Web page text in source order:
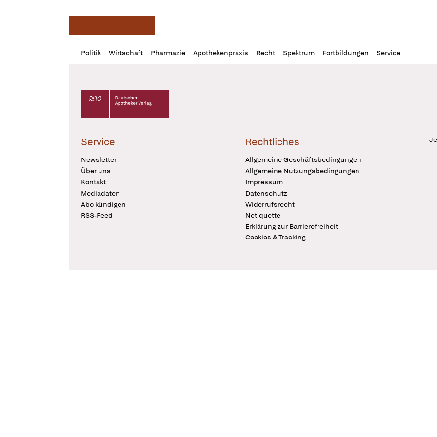
Politik Wirtschaft Pharmazie Apothekenpraxis Recht Spektrum Fortbildungen Service
Profil
öffnen
Daz
Pur
Deutscher Apotheker Verlag Logo
Service
Newsletter
Über uns
Kontakt
Mediadaten
Abo kündigen
RSS-Feed
Rechtliches
Allgemeine Geschäftsbedingungen
Allgemeine Nutzungsbedingungen
Impressum
Datenschutz
Widerrufsrecht
Netiquette
Erklärung zur Barrierefreiheit
Cookies & Tracking